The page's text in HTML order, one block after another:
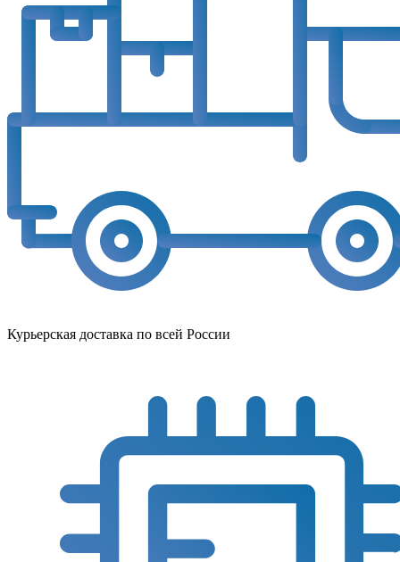
Курьерская доставка по всей России